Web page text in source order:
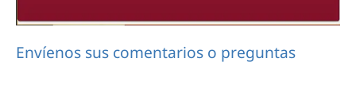
Envíenos sus comentarios o preguntas